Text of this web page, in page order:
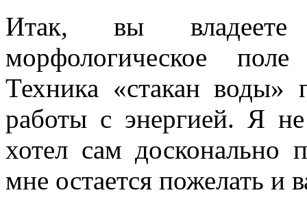
Итак, вы
морфологическое
Техника «ста­кан воды»
работы с энергией. Я
хотел сам досконально
мне остается пожелать и